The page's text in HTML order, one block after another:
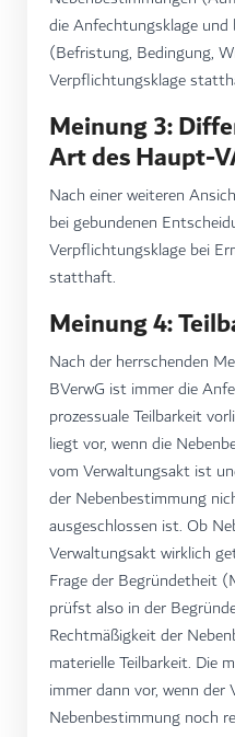
die Anfechtungsklage
(Befristung, Bedingung,
Verpflichtungsklage
Meinung 3:
Art des Haupt-
Nach einer weiteren
bei gebundenen
Verpflichtungsklage bei
statthaft.
Meinung 4:
Nach der herrschenden
BVerwG ist immer die
prozessuale Teilbarkeit
liegt vor, wenn die
vom Verwaltungsakt ist
der Nebenbestimmung
ausgeschlossen ist. Ob
Verwaltungsakt wirklich
Frage der Begründetheit
prüfst also in der
Rechtmäßigkeit der
materielle Teilbarkeit. Die
immer dann vor, wenn
Nebenbestimmung noch